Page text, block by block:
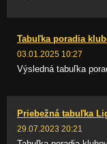
Tabuľka poradia
03.01.2025 10:27
Výsledná tabuľka
Priebežná tabuľka
29.07.2023 20:21